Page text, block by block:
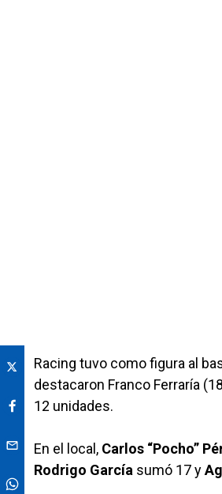
Racing tuvo como figura al
destacaron Franco Ferraría
12 unidades.
En el local, Carlos “Pocho”
Rodrigo García sumó 17 y